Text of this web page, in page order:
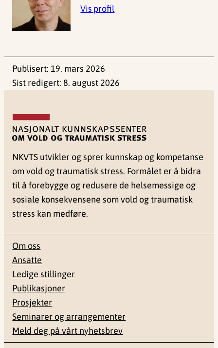
Vis profil
Publisert: 19. mars 2026
Sist redigert: 8. august 2026
NKVTS utvikler og sprer kunnskap og kompetanse
om vold og traumatisk stress. Formålet er å bidra
til å forebygge og redusere de helsemessige og
sosiale konsekvensene som vold og traumatisk
stress kan medføre.
Om oss
Ansatte
Ledige stillinger
Publikasjoner
Prosjekter
Seminarer og arrangementer
Meld deg på vårt nyhetsbrev